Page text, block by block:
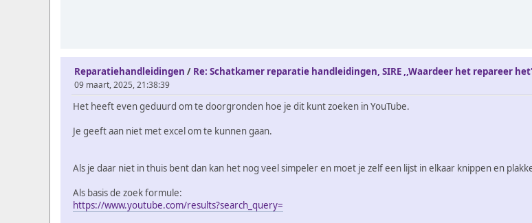
Reparatiehandleidingen / Re: Schatkamer reparatie handleidingen, SIRE ,,Waardeer het repareer
09 maart, 2025, 21:38:39
Het heeft even geduurd om te doorgronden hoe je dit kunt zoeken in YouTube.
Je geeft aan niet met excel om te kunnen gaan.
Als je daar niet in thuis bent dan kan het nog veel simpeler en moet je zelf een lijst in elkaar knippen en
Als basis de zoek formule:
https://www.youtube.com/results?search_query=